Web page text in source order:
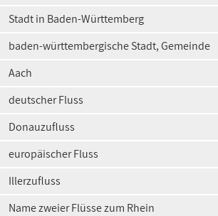
Stadt in Baden-Württemberg
baden-württembergische Stadt, Gemeinde
Aach
deutscher Fluss
Donauzufluss
europäischer Fluss
Illerzufluss
Name zweier Flüsse zum Rhein